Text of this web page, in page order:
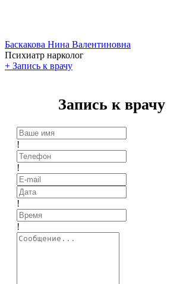
Баскакова Нина Валентиновна
Психиатр нарколог
+ Запись к врачу
Запись к врачу
!
!
!
!